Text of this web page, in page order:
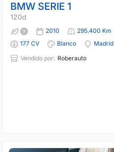
BMW SERIE 1
120d
2010 295.400 Km
177 CV
Blanco
Madrid
Vendido por: Roberauto